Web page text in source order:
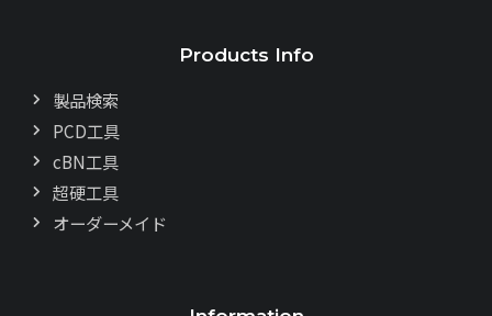
Products Info
製品検索
PCD工具
cBN工具
超硬工具
オーダーメイド